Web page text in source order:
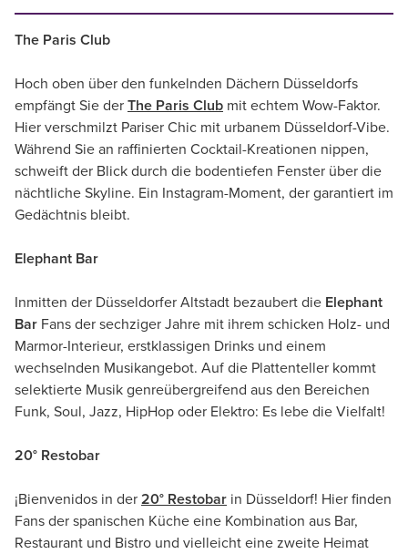
The Paris Club
Hoch oben über den funkelnden Dächern Düsseldorfs
empfängt Sie der The Paris Club mit echtem Wow-Faktor.
Hier verschmilzt Pariser Chic mit urbanem Düsseldorf-Vibe.
Während Sie an raffinierten Cocktail-Kreationen nippen,
schweift der Blick durch die bodentiefen Fenster über die
nächtliche Skyline. Ein Instagram-Moment, der garantiert im
Gedächtnis bleibt.
Elephant Bar
Inmitten der Düsseldorfer Altstadt bezaubert die Elephant
Bar Fans der sechziger Jahre mit ihrem schicken Holz- und
Marmor-Interieur, erstklassigen Drinks und einem
wechselnden Musikangebot. Auf die Plattenteller kommt
selektierte Musik genreübergreifend aus den Bereichen
Funk, Soul, Jazz, HipHop oder Elektro: Es lebe die Vielfalt!
20° Restobar
¡Bienvenidos in der 20° Restobar in Düsseldorf! Hier finden
Fans der spanischen Küche eine Kombination aus Bar,
Restaurant und Bistro und vielleicht eine zweite Heimat